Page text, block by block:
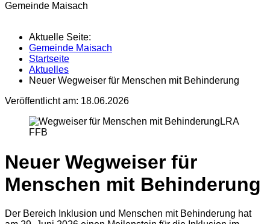
Gemeinde Maisach
Aktuelle Seite:
Gemeinde Maisach
Startseite
Aktuelles
Neuer Wegweiser für Menschen mit Behinderung
Veröffentlicht am: 18.06.2026
LRA
FFB
Neuer Wegweiser für
Menschen mit Behinderung
Der Bereich Inklusion und Menschen mit Behinderung hat